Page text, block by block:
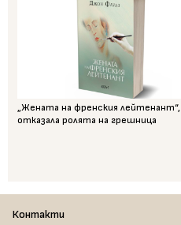
„Жената на френския лейтенант“,
отказала ролята на грешница
Контакти